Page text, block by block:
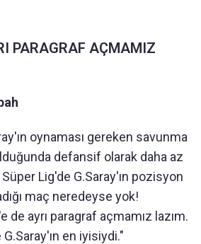
PARAGRAF AÇMAMIZ
oynaması gereken savunma
defansif olarak daha az
Lig'de G.Saray'ın pozisyon
maç neredeyse yok!
de ayrı paragraf açmamız lazım.
en iyisiydi."